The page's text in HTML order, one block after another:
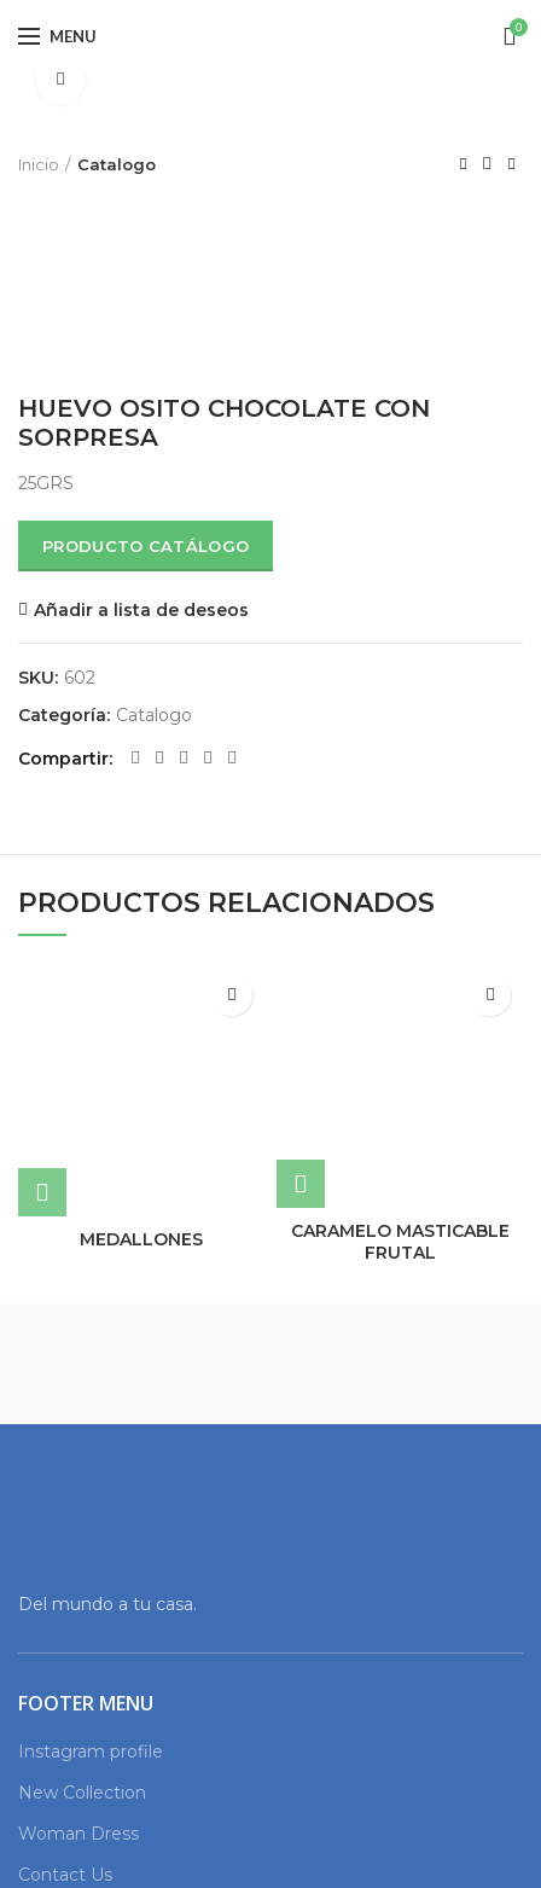
MENU 0
Inicio Catalogo
HUEVO OSITO CHOCOLATE CON
SORPRESA
25GRS
PRODUCTO CATÁLOGO
Añadir a lista de deseos
SKU: 602
Categoría: Catalogo
Compartir
PRODUCTOS RELACIONADOS
MEDALLONES
CARAMELO MASTICABLE
FRUTAL
Del mundo a tu casa.
FOOTER MENU
Instagram profile
New Collection
Woman Dress
Contact Us